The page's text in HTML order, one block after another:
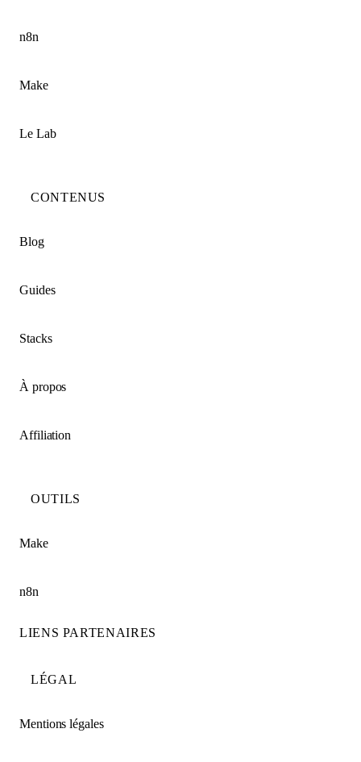
n8n
Make
Le Lab
CONTENUS
Blog
Guides
Stacks
À propos
Affiliation
OUTILS
Make
n8n
LIENS PARTENAIRES
LÉGAL
Mentions légales